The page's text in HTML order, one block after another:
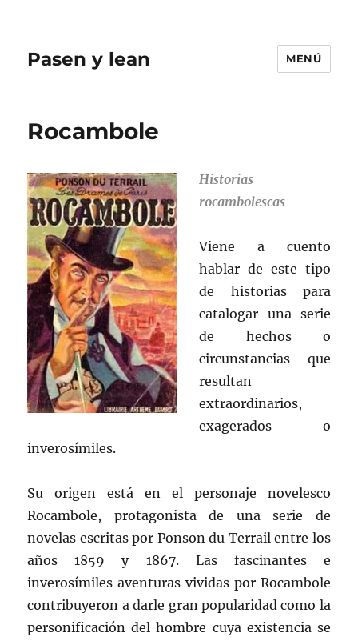
Pasen y lean MENÚ
Rocambole
Historias
rocambolescas
Viene a cuento
hablar de este tipo
de historias para
catalogar una serie
de hechos o
circunstancias que
resultan
extraordinarios,
exagerados o
inverosímiles.
Su origen está en el personaje novelesco
Rocambole, protagonista de una serie de
novelas escritas por Ponson du Terrail entre los
años 1859 y 1867. Las fascinantes e
inverosímiles aventuras vividas por Rocambole
contribuyeron a darle gran popularidad como la
personificación del hombre cuya existencia se